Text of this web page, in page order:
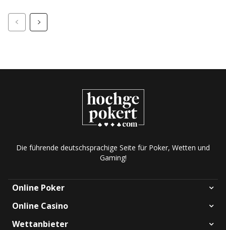
Die führende deutschsprachige Seite für Poker, Wetten und
Gaming!
Online Poker
Online Casino
Wettanbieter